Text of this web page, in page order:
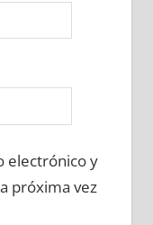
electrónico y
próxima vez